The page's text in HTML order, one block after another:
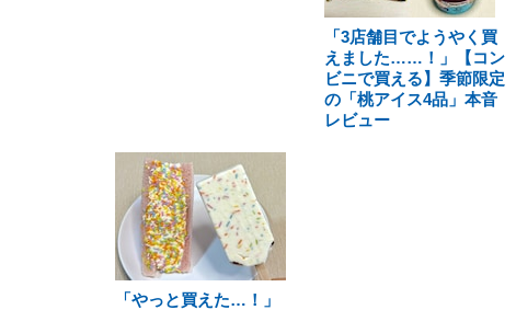
「3店舗目でようやく買
えました……！」【コン
ビニで買える】季節限定
の「桃アイス4品」本音
レビュー
「やっと買えた…！」